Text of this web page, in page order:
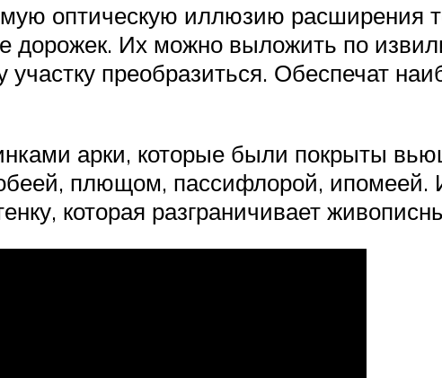
оптическую иллюзию расширения
дорожек. Их можно выложить по
преобразиться. Обеспечат
арки, которые были покрыты
плющом, пассифлорой, ипомеей.
которая разграничивает